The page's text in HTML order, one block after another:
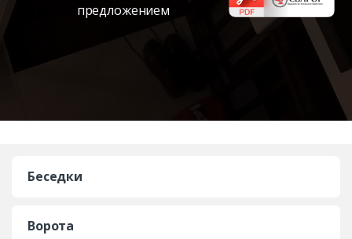
предложением
Беседки
Ворота